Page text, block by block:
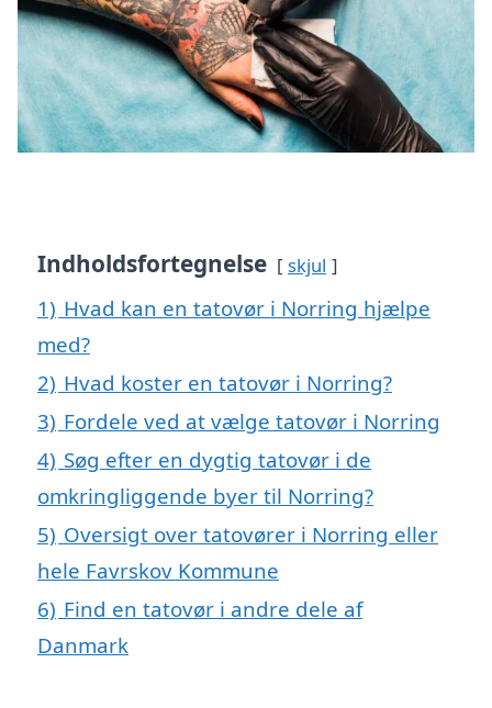
Indholdsfortegnelse skjul
1) Hvad kan en tatovør i Norring hjælpe
med?
2) Hvad koster en tatovør i Norring?
3) Fordele ved at vælge tatovør i Norring
4) Søg efter en dygtig tatovør i de
omkringliggende byer til Norring?
5) Oversigt over tatovører i Norring eller
hele Favrskov Kommune
6) Find en tatovør i andre dele af
Danmark